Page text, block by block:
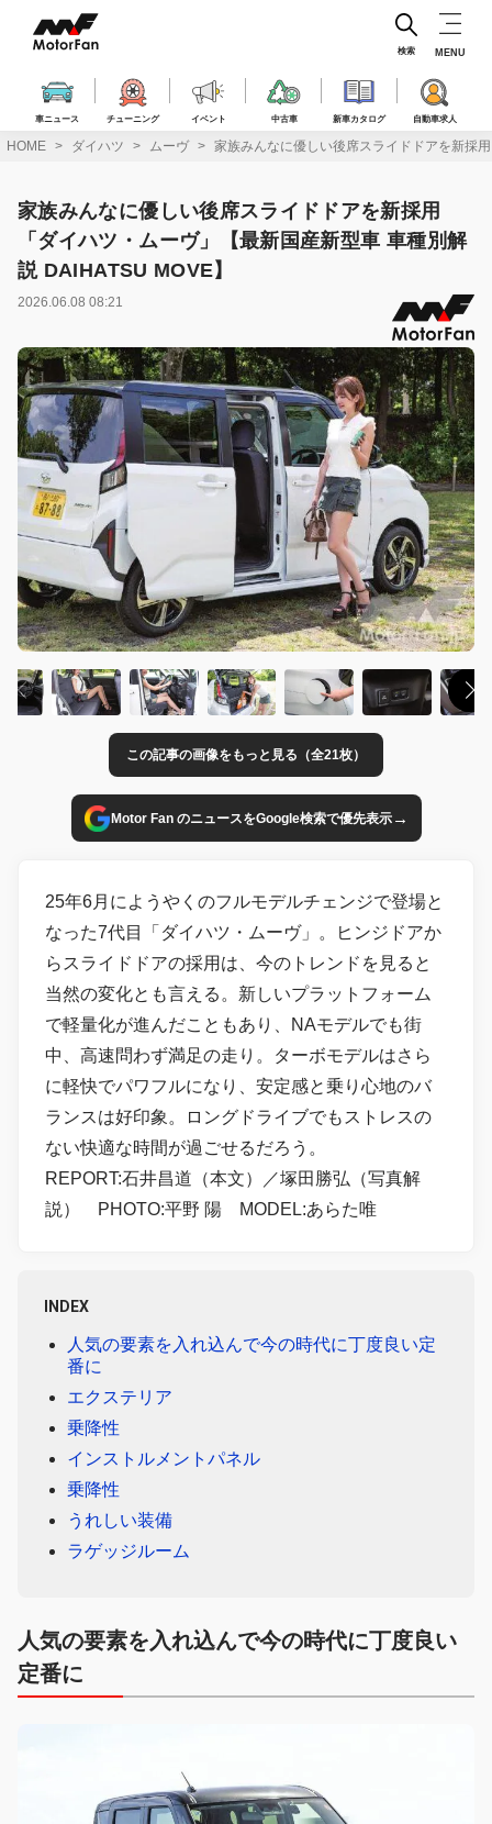
ス
車ニュース チューニング イベント 中古車 新車カタログ 自動車求人
検索 MENU
HOME ダイハツ ムーヴ 家族みんなに優しい後席スライドドアを新採
家族みんなに優しい後席スライドドアを新採用
「ダイハツ・ムーヴ」【最新国産新型車 車種別解
説 DAIHATSU MOVE】
2026.06.08 08:21
この記事の画像をもっと見る（全21枚）
Motor Fan のニュースをGoogle検索で優先表示→
25年6月にようやくのフルモデルチェンジで登場と
なった7代目「ダイハツ・ムーヴ」。ヒンジドアか
らスライドドアの採用は、今のトレンドを見ると
当然の変化とも言える。新しいプラットフォーム
で軽量化が進んだこともあり、NAモデルでも街
中、高速問わず満足の走り。ターボモデルはさら
に軽快でパワフルになり、安定感と乗り心地のバ
ランスは好印象。ロングドライブでもストレスの
ない快適な時間が過ごせるだろう。
REPORT:石井昌道（本文）／塚田勝弘（写真解
説） PHOTO:平野 陽 MODEL:あらた唯
INDEX
人気の要素を入れ込んで今の時代に丁度良い定
番に
エクステリア
乗降性
インストルメントパネル
乗降性
うれしい装備
ラゲッジルーム
人気の要素を入れ込んで今の時代に丁度良い
定番に